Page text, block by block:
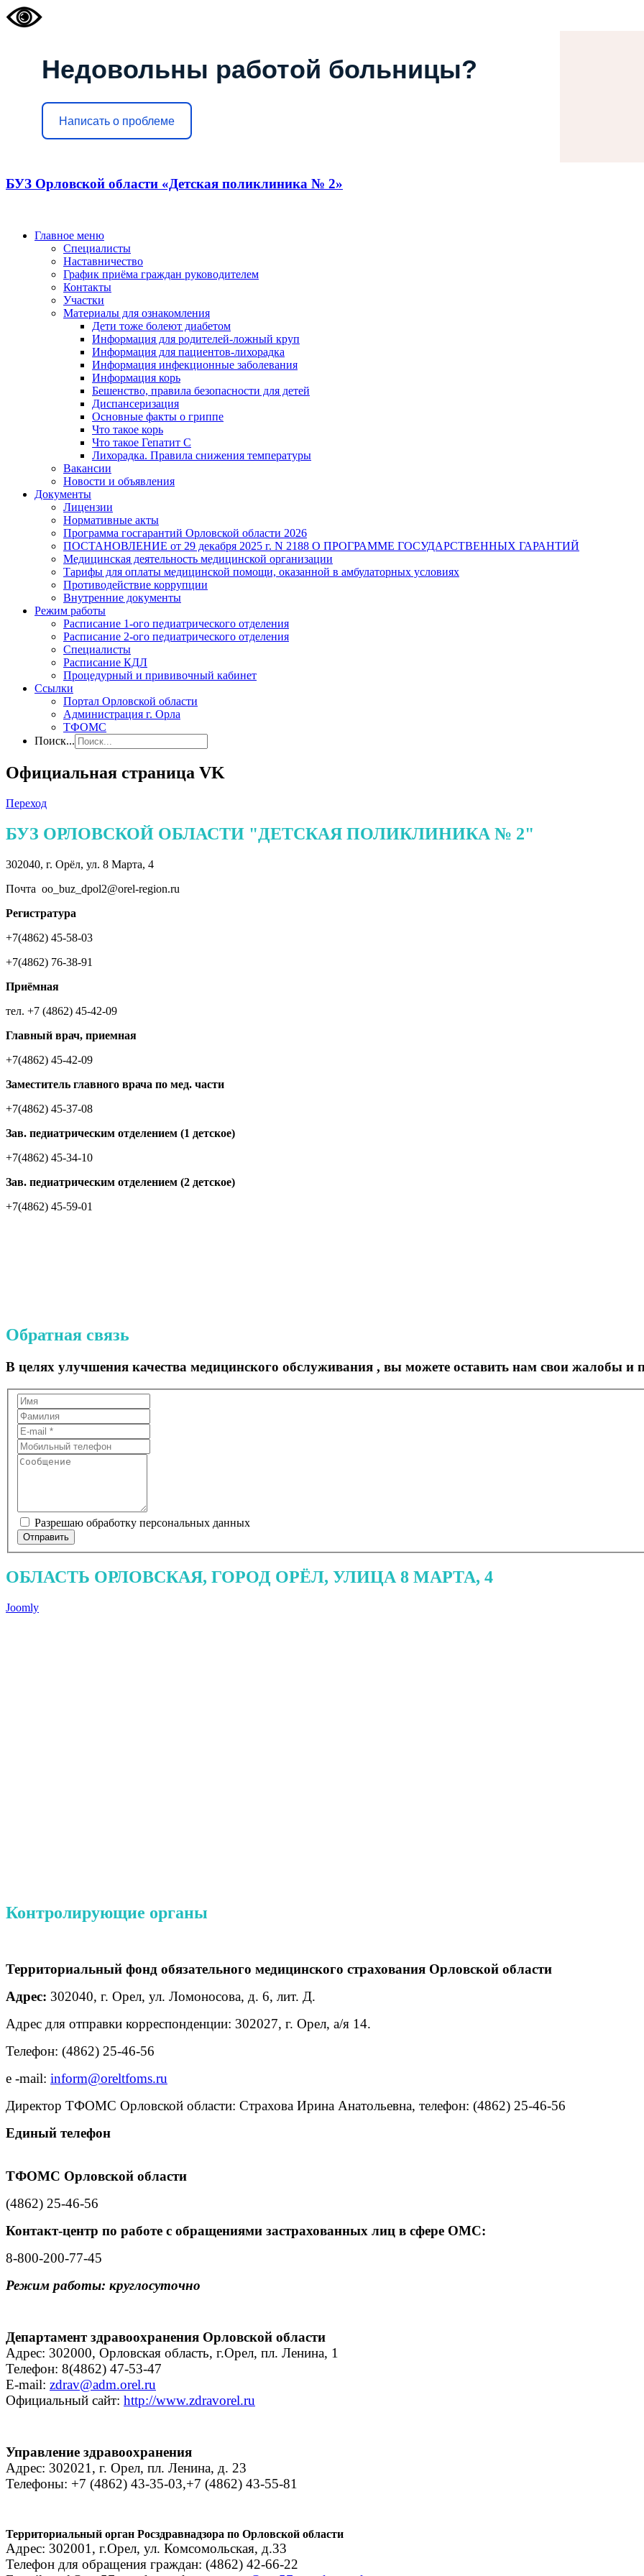
Недовольны работой больницы?
Написать о проблеме
БУЗ Орловской области «Детская поликлиника № 2»
Главное меню
Специалисты
Наставничество
График приёма граждан руководителем
Контакты
Участки
Материалы для ознакомления
Дети тоже болеют диабетом
Информация для родителей-ложный круп
Информация для пациентов-лихорадка
Информация инфекционные заболевания
Информация корь
Бешенство, правила безопасности для детей
Диспансеризация
Основные факты о гриппе
Что такое корь
Что такое Гепатит С
Лихорадка. Правила снижения температуры
Вакансии
Новости и объявления
Документы
Лицензии
Нормативные акты
Программа госгарантий Орловской области 2026
ПОСТАНОВЛЕНИЕ от 29 декабря 2025 г. N 2188 О ПРОГРАММЕ ГОСУДАРСТВЕННЫХ ГАРАНТИЙ
Медицинская деятельность медицинской организации
Тарифы для оплаты медицинской помощи, оказанной в амбулаторных условиях
Противодействие коррупции
Внутренние документы
Режим работы
Расписание 1-ого педиатрического отделения
Расписание 2-ого педиатрического отделения
Специалисты
Расписание КДЛ
Процедурный и прививочный кабинет
Ссылки
Портал Орловской области
Администрация г. Орла
ТФОМС
Поиск...
Официальная страница VK
Переход
БУЗ ОРЛОВСКОЙ ОБЛАСТИ "ДЕТСКАЯ ПОЛИКЛИНИКА № 2"
302040, г. Орёл, ул. 8 Марта, 4
Почта oo_ buz_dpol2@orel-region.ru
Регистратура
+7(4862) 45-58-03
+7(4862) 76-38-91
Приёмная
тел. +7 (4862) 45-42-09
Главный врач, приемная
+7(4862) 45-42-09
Заместитель главного врача по мед. части
+7(4862) 45-37-08
Зав. педиатрическим отделением (1 детское)
+7(4862) 45-34-10
Зав. педиатрическим отделением (2 детское)
+7(4862) 45-59-01
Обратная связь
В целях улучшения качества медицинского обслуживания , вы можете оставить нам свои жалобы и
Разрешаю обработку персональных данных
Отправить
ОБЛАСТЬ ОРЛОВСКАЯ, ГОРОД ОРЁЛ, УЛИЦА 8 МАРТА, 4
Joomly
Контролирующие органы
Территориальный фонд обязательного медицинского страхования Орловской области
Адрес: 302040, г. Орел, ул. Ломоносова, д. 6, лит. Д.
Адрес для отправки корреспонденции: 302027, г. Орел, а/я 14.
Телефон: (4862) 25-46-56
e -mail: inform@oreltfoms.ru
Директор ТФОМС Орловской области: Страхова Ирина Анатольевна, телефон: (4862) 25-46-56
Единый телефон
ТФОМС Орловской области
(4862) 25-46-56
Контакт-центр по работе c обращениями застрахованных лиц в сфере ОМС:
8-800-200-77-45
Режим работы: круглосуточно
Департамент здравоохранения Орловской области
Адрес: 302000, Орловская область, г.Орел, пл. Ленина, 1
Телефон: 8(4862) 47-53-47
E-mail: zdrav@adm.orel.ru
Официальный сайт: http://www.zdravorel.ru
Управление здравоохранения
Адрес: 302021, г. Орел, пл. Ленина, д. 23
Телефоны: +7 (4862) 43-35-03,+7 (4862) 43-55-81
Территориальный орган Росздравнадзора по Орловской области
Адрес: 302001, г.Орел, ул. Комсомольская, д.33
Телефон для обращения граждан: (4862) 42-66-22